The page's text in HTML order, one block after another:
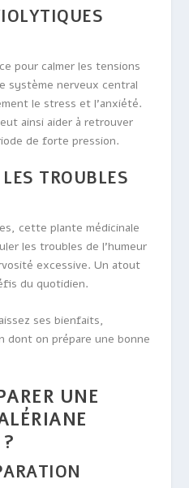
pour calmer les tensions
système nerveux central
le stress et l’anxiété.
ainsi aider à retrouver
de forte pression.
TROUBLES
cette plante médicinale
les troubles de l’humeur
excessive. Un atout
du quotidien.
ses bienfaits,
dont on prépare une bonne
UNE